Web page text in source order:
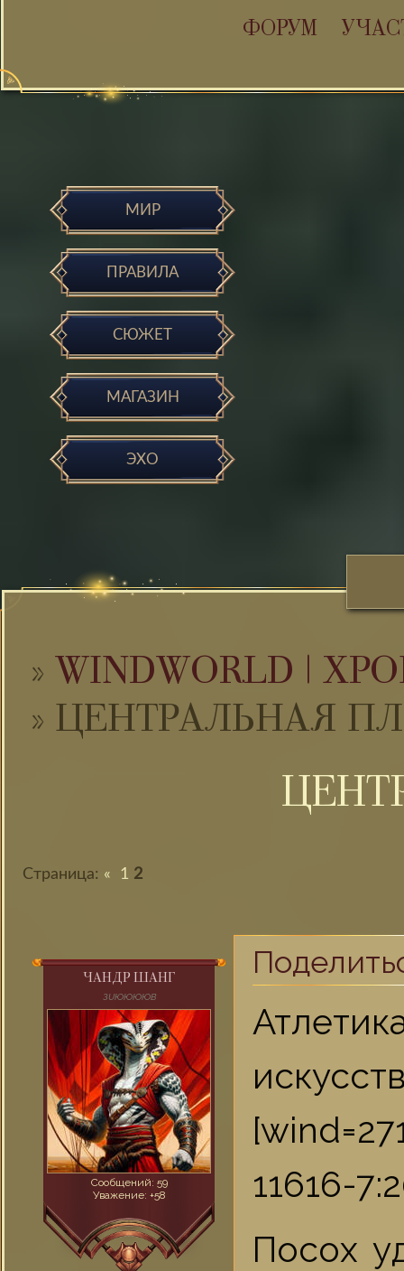
ФОРУМ
МИР
ПРАВИЛА
СЮЖЕТ
МАГАЗИН
ЭХО
» WINDWORLD |
» ЦЕНТРАЛЬНАЯ
Страница: « 1 2
ЧАНДР ШАНГ
ЗUЮЮЮЮВ
Сообщений: 59
Уважение: +58
11616-
Посох